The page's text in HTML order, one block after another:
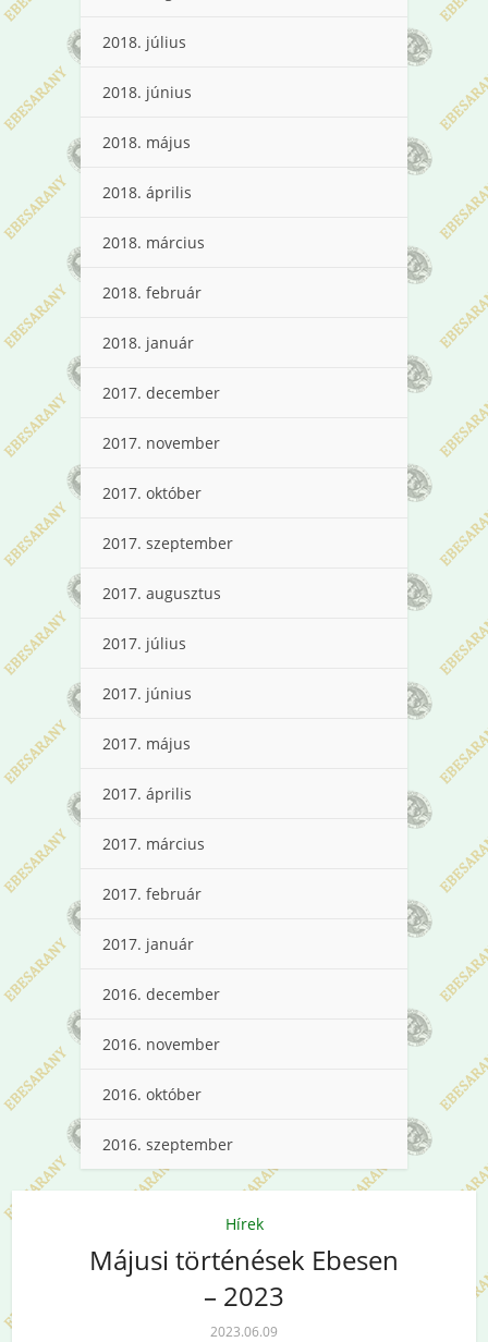
2018. július
2018. június
2018. május
2018. április
2018. március
2018. február
2018. január
2017. december
2017. november
2017. október
2017. szeptember
2017. augusztus
2017. július
2017. június
2017. május
2017. április
2017. március
2017. február
2017. január
2016. december
2016. november
2016. október
2016. szeptember
Hírek
Májusi történések Ebesen
– 2023
2023.06.09